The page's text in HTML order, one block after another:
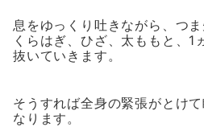
息をゆっくり吐きながら、つ
くらはぎ、ひざ、太ももと、1
抜いていきます。
そうすれば全身の緊張がとけ
なります。